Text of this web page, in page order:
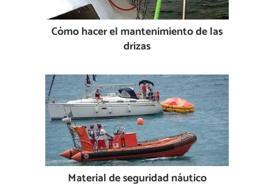
Cómo hacer el mantenimiento de las
drizas
Material de seguridad náutico